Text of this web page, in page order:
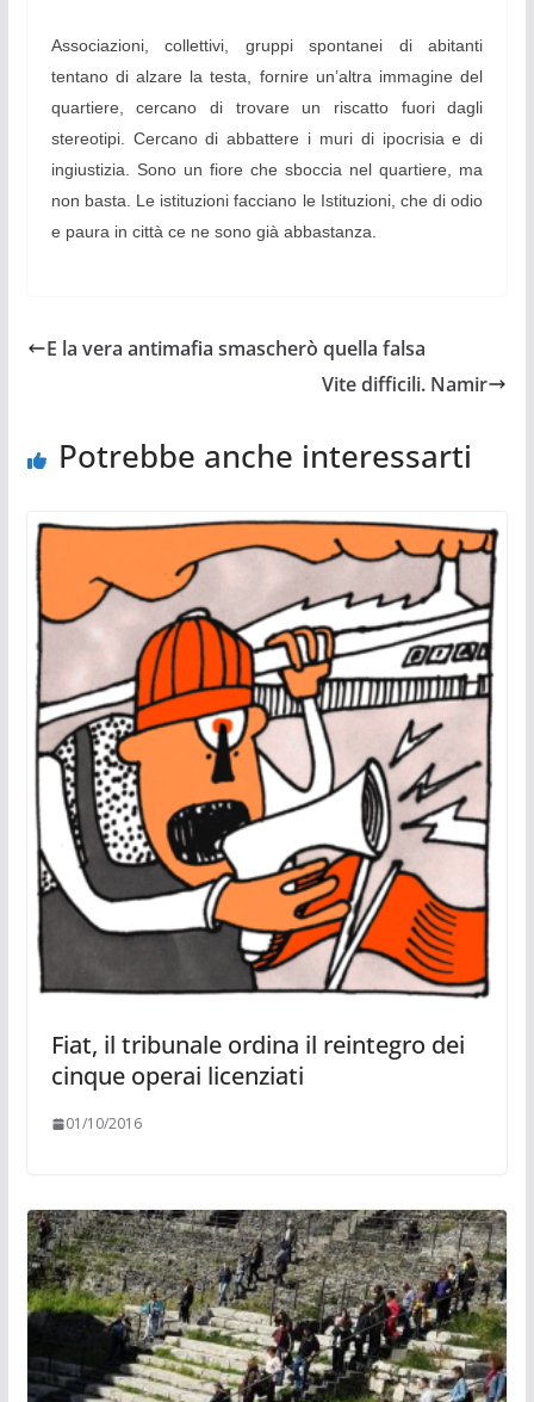
Associazioni, collettivi, gruppi spontanei di abitanti
tentano di alzare la testa, fornire un’altra immagine del
quartiere, cercano di trovare un riscatto fuori dagli
stereotipi. Cercano di abbattere i muri di ipocrisia e di
ingiustizia. Sono un fiore che sboccia nel quartiere, ma
non basta. Le istituzioni facciano le Istituzioni, che di odio
e paura in città ce ne sono già abbastanza.
E la vera antimafia smascherò quella falsa
Vite difficili. Namir
Potrebbe anche interessarti
Fiat, il tribunale ordina il reintegro dei
cinque operai licenziati
01/10/2016